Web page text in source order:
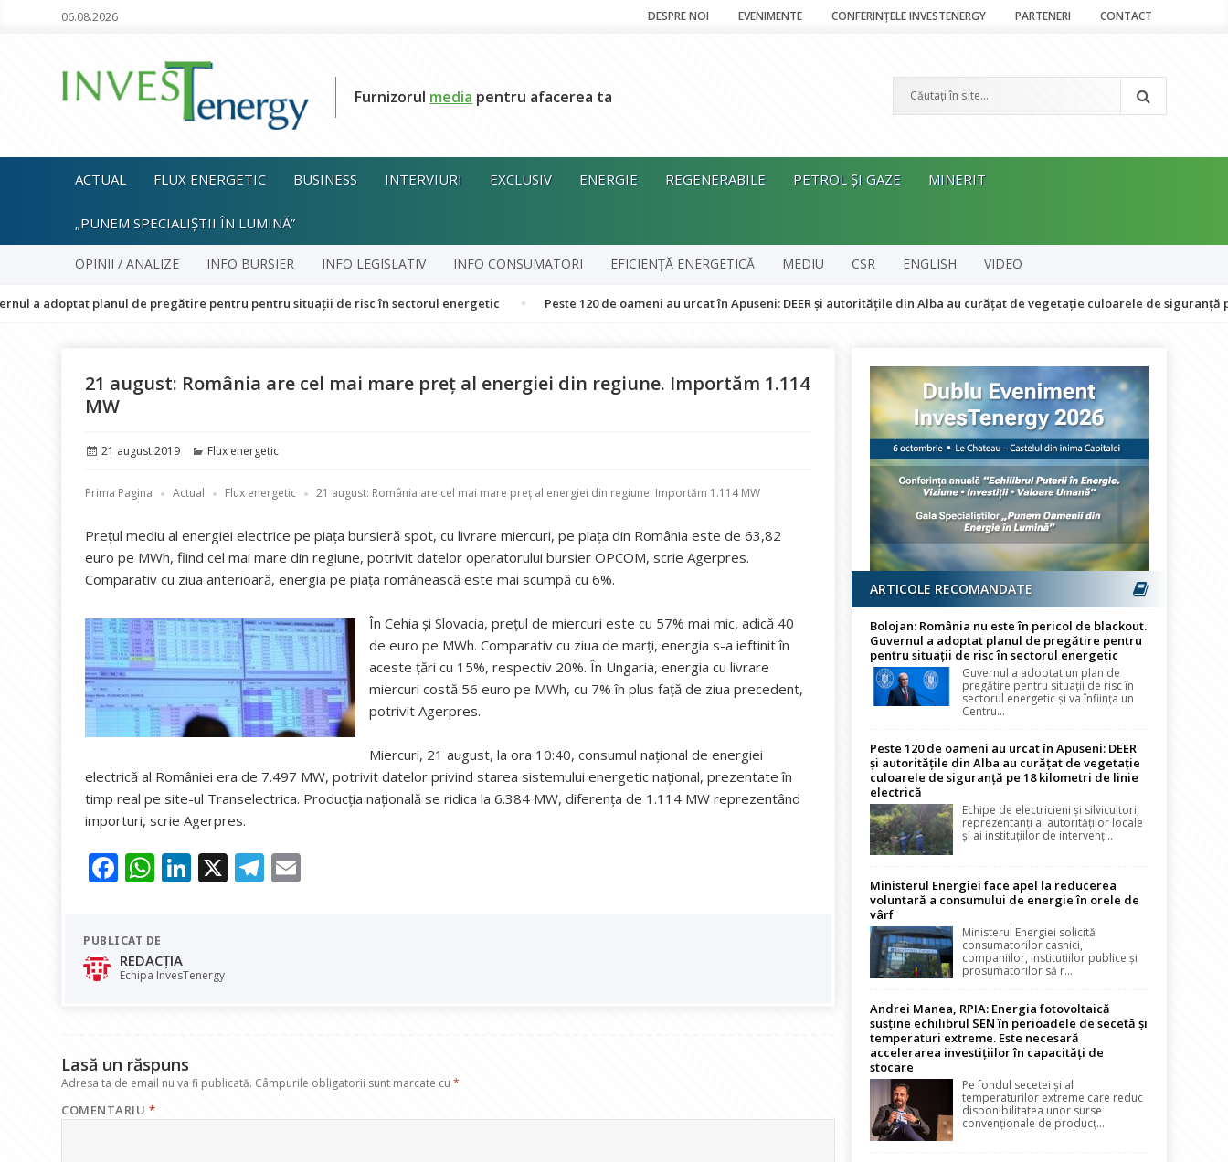
06.08.2026 DESPRE NOI EVENIMENTE CONFERINȚELE INVESTENERGY PARTENERI CONTACT
Furnizorul media pentru afacerea ta
ACTUAL FLUX ENERGETIC BUSINESS INTERVIURI EXCLUSIV ENERGIE REGENERABILE PETROL ȘI GAZE MINERIT
„PUNEM SPECIALIȘTII ÎN LUMINĂ”
OPINII / ANALIZE INFO BURSIER INFO LEGISLATIV INFO CONSUMATORI EFICIENȚĂ ENERGETICĂ MEDIU CSR ENGLISH VIDEO
planul de pregătire pentru pentru situații de risc în sectorul energetic Peste 120 de oameni au urcat în Apuseni: DEER și autoritățile din Alba au curățat de vegetație culoarele de siguranță pe 18
21 august: România are cel mai mare preț al energiei din regiune. Importăm 1.114
MW
Publicat
21 august 2019 Categorii
Flux energetic
Prima Pagina Actual Flux energetic 21 august: România are cel mai mare preț al energiei din regiune. Importăm 1.114 MW
Preţul mediu al energiei electrice pe piaţa bursieră spot, cu livrare miercuri, pe piaţa din România este de 63,82
euro pe MWh, fiind cel mai mare din regiune, potrivit datelor operatorului bursier OPCOM, scrie Agerpres.
Comparativ cu ziua anterioară, energia pe piaţa românească este mai scumpă cu 6%.
În Cehia şi Slovacia, preţul de miercuri este cu 57% mai mic, adică 40
de euro pe MWh. Comparativ cu ziua de marţi, energia s-a ieftinit în
aceste ţări cu 15%, respectiv 20%. În Ungaria, energia cu livrare
miercuri costă 56 euro pe MWh, cu 7% în plus faţă de ziua precedent,
potrivit Agerpres.
Miercuri, 21 august, la ora 10:40, consumul naţional de energiei
electrică al României era de 7.497 MW, potrivit datelor privind starea sistemului energetic naţional, prezentate în
timp real pe site-ul Transelectrica. Producţia naţională se ridica la 6.384 MW, diferenţa de 1.114 MW reprezentând
importuri, scrie Agerpres.
F
e
b
o
W
at
s
A
Li
dI
X T
PUBLICAT DE
REDACȚIA
Echipa InvesTenergy
Lasă un răspuns
Adresa ta de email nu va fi publicată. Câmpurile obligatorii sunt marcate cu*
COMENTARIU *
ARTICOLE RECOMANDATE
Bolojan: România nu este în pericol de blackout.
Guvernul a adoptat planul de pregătire pentru
pentru situații de risc în sectorul energetic
Guvernul a adoptat un plan de
pregătire pentru situații de risc în
sectorul energetic și va înființa un
Centru...
Peste 120 de oameni au urcat în Apuseni: DEER
și autoritățile din Alba au curățat de vegetație
culoarele de siguranță pe 18 kilometri de linie
electrică
Echipe de electricieni și silvicultori,
reprezentanți ai autorităților locale
și ai instituțiilor de intervenț...
Ministerul Energiei face apel la reducerea
voluntară a consumului de energie în orele de
vârf
Ministerul Energiei solicită
consumatorilor casnici,
companiilor, instituțiilor publice și
prosumatorilor să r...
Andrei Manea, RPIA: Energia fotovoltaică
susține echilibrul SEN în perioadele de secetă și
temperaturi extreme. Este necesară
accelerarea investițiilor în capacități de
stocare
Pe fondul secetei și al
temperaturilor extreme care reduc
disponibilitatea unor surse
convenționale de producț...